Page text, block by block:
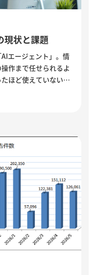
現状と課題
エージェント」。情
作まで任せられるよ
ほど使えていない」
ージェント機能を紹
ない5つの理由を整